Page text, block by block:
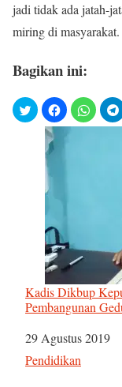
jadi tidak ada jatah-
miring di masyarakat.
Bagikan ini:
Kadis Dikbup
Pembangunan
Tanggal
29 Agustus 2019
Sehubungan dengan
Pendidikan